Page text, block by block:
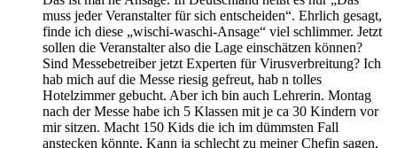
muss jeder Veranstalter für sich entscheiden“. Ehrlich gesagt,
finde ich diese „wischi-waschi-Ansage“ viel schlimmer. Jetzt
sollen die Veranstalter also die Lage einschätzen können?
Sind Messebetreiber jetzt Experten für Virusverbreitung? Ich
hab mich auf die Messe riesig gefreut, hab n tolles
Hotelzimmer gebucht. Aber ich bin auch Lehrerin. Montag
nach der Messe habe ich 5 Klassen mit je ca 30 Kindern vor
mir sitzen. Macht 150 Kids die ich im dümmsten Fall
anstecken könnte. Kann ja schlecht zu meiner Chefin sagen,